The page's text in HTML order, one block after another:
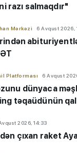
razı salmaqdır"
Mərkəzi 6 Avqust 2026,
abituriyent
Platforması 6 Avqust
dünyaca
təqaüdünün
2026, 14:33
çıxan raket Aya